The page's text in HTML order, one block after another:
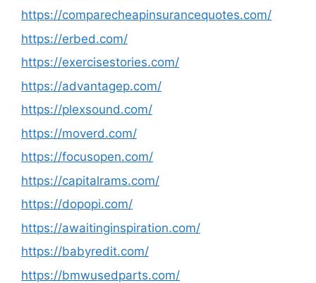
https://comparecheapinsurancequotes.com/
https://erbed.com/
https://exercisestories.com/
https://advantagep.com/
https://plexsound.com/
https://moverd.com/
https://focusopen.com/
https://capitalrams.com/
https://dopopi.com/
https://awaitinginspiration.com/
https://babyredit.com/
https://bmwusedparts.com/